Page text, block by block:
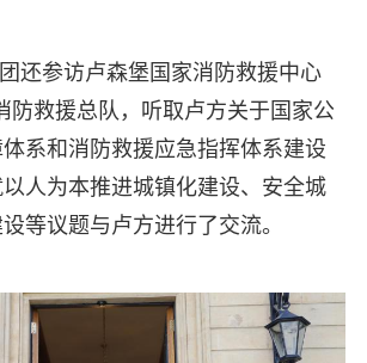
还参访卢森堡国家消防救援中心
防救援总队，听取卢方关于国家公
系和消防救援应急指挥体系建设
人为本推进城镇化建设、安全城
等议题与卢方进行了交流。